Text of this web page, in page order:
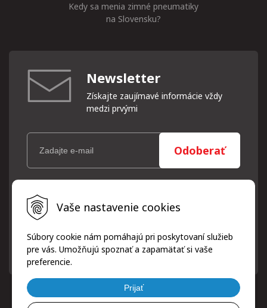
Vaše nastavenie cookies
Súbory cookie nám pomáhajú pri poskytovaní služieb
pre vás. Umožňujú spoznať a zapamätať si vaše
preferencie.
Prijať
Kedy sa menia zimné pneumatiky
na Slovensku?
Newsletter
Získajte zaujímavé informácie vždy
medzi prvými
Odoberať
Vaše osobné údaje (email) budeme spracovávať len za týmto
účelom v súlade s platnou legislatívou a zásadami ochrany
osobných údajov. Súhlas potvrdíte kliknutím na odkaz, ktorý
písomne, emailom alebo kliknutím na odkaz z ktoréhokoľvek
informačného emailu.